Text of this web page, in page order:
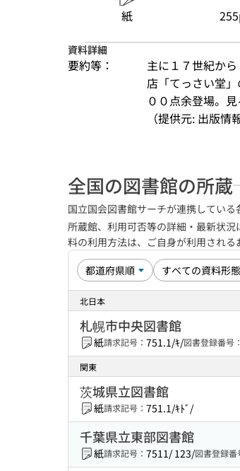
紙
資料詳細
要約等：
主に１７世紀か
店「てっさい堂
００点余登場。
（提供元: 出版情
全国の図書館の所蔵
国立国会図書館サーチが連携している
所蔵館、利用可否等の詳細・最新状
料の利用方法は、ご自身が利用され
北日本
札幌市中央図書館
紙請求記号： 751.1/ｷ/図書登録番号：
関東
茨城県立図書館
紙請求記号： 751.1/ｷﾄﾞ/
千葉県立東部図書館
紙請求記号： 7511/ 123/図書登録番